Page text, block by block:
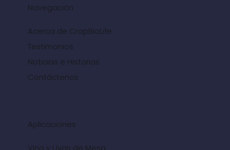
Navegación
Acerca de CropBioLife
Testimonios
Noticias e Historias
Contáctenos
Aplicaciones
Vino y Uvas de Mesa